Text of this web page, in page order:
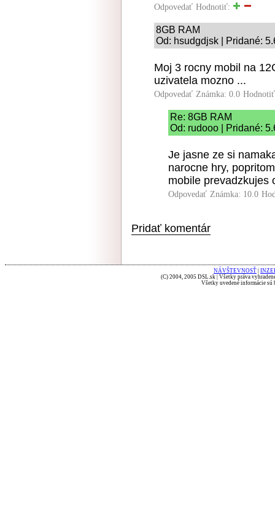
Odpovedať Hodnotiť:
8GB RAM
Od: hsudgdjsk | Pridané:
Moj 3 rocny mobil na
uzivatela mozno ...
Odpovedať Známka: 0.0
Re: 8GB RAM
Od: rudooo | Pridané:
Je jasne ze si
narocne hry,
mobile prevadzkujes
Odpovedať Známka: 10.0
Pridať komentár
NÁVŠTEVNOSŤ
(C) 2004, 2005 DSL.sk | Všetky práva
Všetky uvedené informácie sú